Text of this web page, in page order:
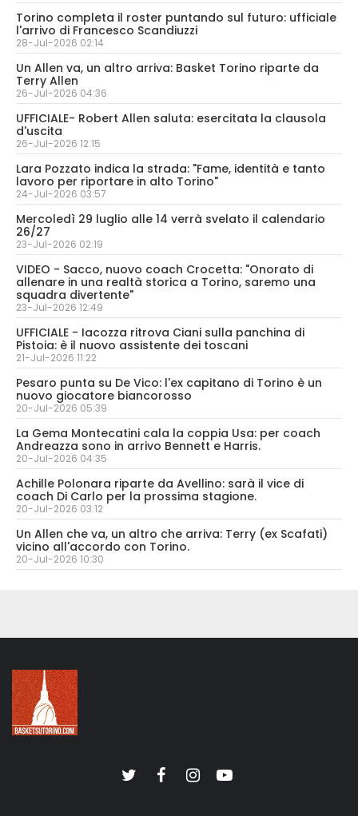
Torino completa il roster puntando sul futuro: ufficiale
l'arrivo di Francesco Scandiuzzi
28-Jul-2026 02:14
Un Allen va, un altro arriva: Basket Torino riparte da
Terry Allen
26-Jul-2026 04:36
UFFICIALE- Robert Allen saluta: esercitata la clausola
d'uscita
26-Jul-2026 12:15
Lara Pozzato indica la strada: "Fame, identità e tanto
lavoro per riportare in alto Torino"
24-Jul-2026 03:57
Mercoledì 29 luglio alle 14 verrà svelato il calendario
26/27
23-Jul-2026 02:19
VIDEO - Sacco, nuovo coach Crocetta: "Onorato di
allenare in una realtà storica a Torino, saremo una
squadra divertente"
23-Jul-2026 12:49
UFFICIALE - Iacozza ritrova Ciani sulla panchina di
Pistoia: è il nuovo assistente dei toscani
21-Jul-2026 11:22
Pesaro punta su De Vico: l'ex capitano di Torino è un
nuovo giocatore biancorosso
20-Jul-2026 05:39
La Gema Montecatini cala la coppia Usa: per coach
Andreazza sono in arrivo Bennett e Harris.
20-Jul-2026 04:35
Achille Polonara riparte da Avellino: sarà il vice di
coach Di Carlo per la prossima stagione.
20-Jul-2026 03:12
Un Allen che va, un altro che arriva: Terry (ex Scafati)
vicino all'accordo con Torino.
20-Jul-2026 10:30